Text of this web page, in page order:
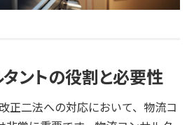
ントの役割と必要性
正二法への対応において、物流コ